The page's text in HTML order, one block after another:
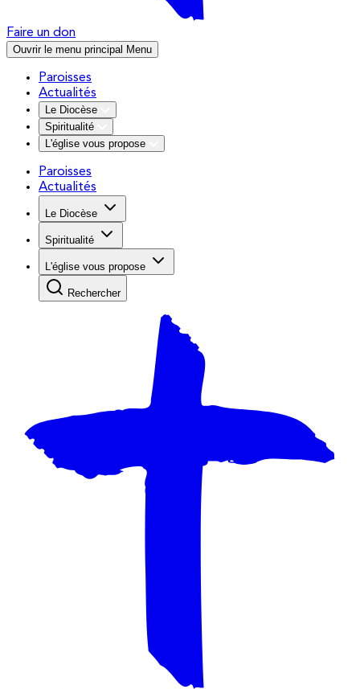
Faire un don
Ouvrir le menu principal Menu
Paroisses
Actualités
Le Diocèse
Spiritualité
L'église vous propose
Paroisses
Actualités
Le Diocèse
Spiritualité
L'église vous propose
Rechercher